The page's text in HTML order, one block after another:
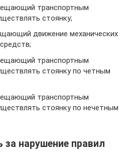
транспортным
стоянку;
движение механических
транспортным
стоянку по четным
транспортным
стоянку по нечетным
за нарушение правил